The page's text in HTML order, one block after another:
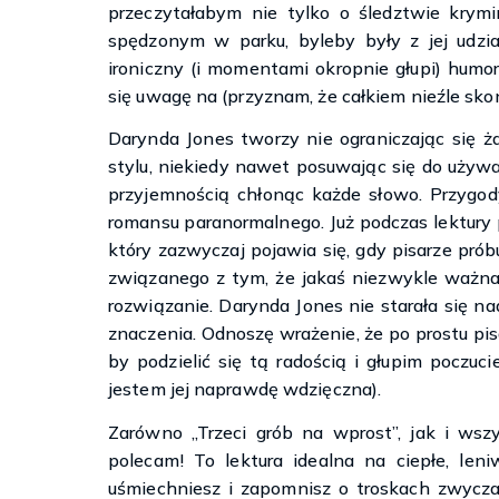
przeczytałabym nie tylko o śledztwie
spędzonym w parku, byleby były z jej
ironiczny (i momentami okropnie głupi)
się uwagę na (przyznam, że całkiem nieźle
Darynda Jones tworzy nie ograniczając się
stylu, niekiedy nawet posuwając się do
przyjemnością chłonąc każde słowo.
romansu paranormalnego. Już podczas
który zazwyczaj pojawia się, gdy pisarze
związanego z tym, że jakaś niezwykle
rozwiązanie. Darynda Jones nie starała się
znaczenia. Odnoszę wrażenie, że po prostu
by podzielić się tą radością i głupim
jestem jej naprawdę wdzięczna).
Zarówno „Trzeci grób na wprost”, jak i
polecam! To lektura idealna na ciepłe,
uśmiechniesz i zapomnisz o troskach